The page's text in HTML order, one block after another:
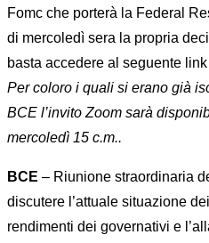
Fomc che porterà la Federal
di mercoledì sera la propria
basta accedere al seguente link
Per coloro i quali si erano già
BCE l’invito Zoom sarà
mercoledì 15 c.m..
BCE – Riunione straordinaria
discutere l’attuale situazione
rendimenti dei governativi e